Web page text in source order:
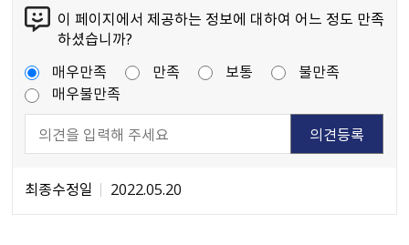
이 페이지에서 제공하는 정보에 대하여 어느 정도 만족
하셨습니까?
매우만족
만족 보통
불만족
매우불만족
최종수정일 2022.05.20